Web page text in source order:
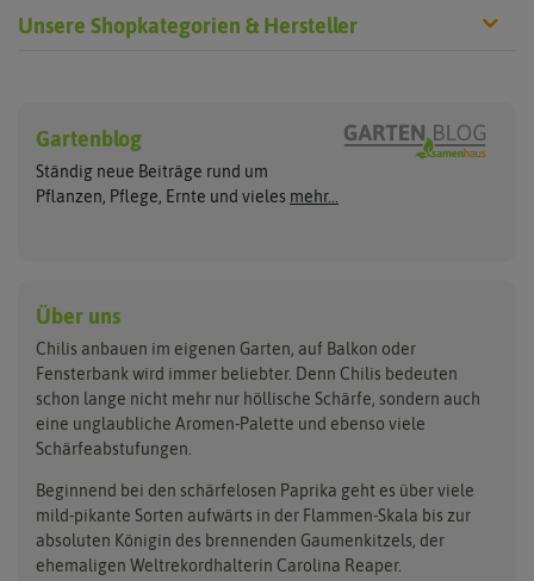
Unsere Shopkategorien & Hersteller
Wilde Sorten
Asiatische Sorten
Jalapenosamen
Habanerosamen
Asien Chilipflanzen
Habaneropflanzen
Jalapenopflanzen
Anzucht, Kultivierung
& Ernte
Pikieren
Auspflanzen
Arche Noah
ASB Greenworld
Buzzy Seeds
Carl Pabst
COMPO
Culinaris - Saatgut für
De Bolster Bio-Samen
Gusta Garden
Jiffy
Ladbrooke Soil Blockers
Lehmann Natur
Saflax
Samen Maier
Gartenblog
Ständig neue Beiträge rund um
Pflanzen, Pflege, Ernte und vieles mehr...
Über uns
Chilis anbauen im eigenen Garten, auf Balkon oder
Fensterbank wird immer beliebter. Denn Chilis bedeuten
schon lange nicht mehr nur höllische Schärfe, sondern auch
eine unglaubliche Aromen-Palette und ebenso viele
Schärfeabstufungen.
Beginnend bei den schärfelosen Paprika geht es über viele
mild-pikante Sorten aufwärts in der Flammen-Skala bis zur
absoluten Königin des brennenden Gaumenkitzels, der
ehemaligen Weltrekordhalterin Carolina Reaper.